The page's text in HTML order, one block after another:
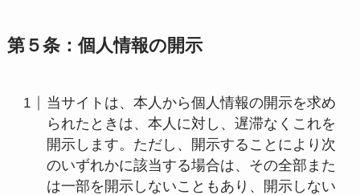
第５条：個人情報の開示
当サイトは、本人から個人情報の開示を求め
られたときは、本人に対し、遅滞なくこれを
開示します。ただし、開示することにより次
のいずれかに該当する場合は、その全部また
は一部を開示しないこともあり、開示しない